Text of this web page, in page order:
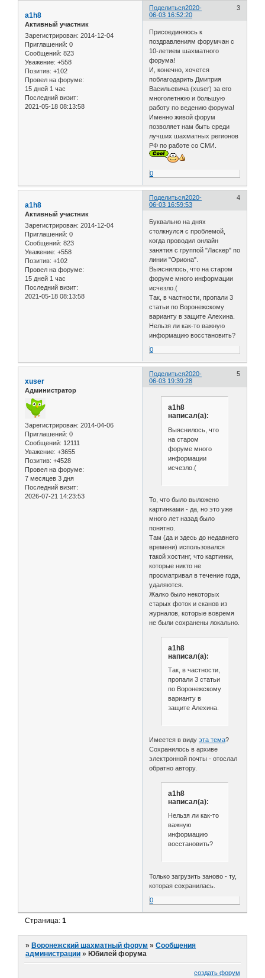
Поделиться 3
2020-
06-03 16:52:20
a1h8
Активный участник
Зарегистрирован: 2014-12-04
Приглашений: 0
Сообщений: 823
Уважение: +558
Позитив: +102
Провел на форуме:
15 дней 1 час
Последний визит:
2021-05-18 08:13:58
Присоединяюсь к
поздравлениям форумчан с
10-летием шахматного
форума!
И, конечно, хочется
поблагодарить Дмитрия
Васильевича (xuser) за его
многолетнюю и большую
работу по ведению форума!
Именно живой форум
позволяет нам быть среди
лучших шахматных регионов
РФ по работе со СМИ.
0
Поделиться 4
2020-
06-03 16:59:53
a1h8
Активный участник
Зарегистрирован: 2014-12-04
Приглашений: 0
Сообщений: 823
Уважение: +558
Позитив: +102
Провел на форуме:
15 дней 1 час
Последний визит:
2021-05-18 08:13:58
Буквально на днях
столкнулся с проблемой,
когда проводил онлайн
занятия с группой "Ласкер" по
линии "Ориона".
Выяснилось, что на старом
форуме много информации
исчезло.(
Так, в частности, пропали 3
статьи по Воронежскому
варианту в защите Алехина.
Нельзя ли как-то важную
информацию восстановить?
0
Поделиться 5
2020-
06-03 19:39:28
xuser
Администратор
Зарегистрирован: 2014-04-06
Приглашений: 0
Сообщений: 12111
Уважение: +3655
Позитив: +4528
Провел на форуме:
7 месяцев 3 дня
Последний визит:
2026-07-21 14:23:53
a1h8
написал(а):
Выяснилось, что
на старом
форуме много
информации
исчезло.(
То, что было выложено
картинками - да, но это уже
много лет назад было
понятно.
Там (да и здесь до недавнего
времени) использовался
такой хостинг, что картинки,
которые никто не
просматривал в течение года,
удаляются.
Жалко было некоторых
старых фоток и сканов из
журналов, которые вовремя
не были сохранены локально.
a1h8
написал(а):
Так, в частности,
пропали 3 статьи
по Воронежскому
варианту в
защите Алехина.
Имеется в видуэта тема?
Сохранилось в архиве
электронной почты - отослал
обратно автору.
a1h8
написал(а):
Нельзя ли как-то
важную
информацию
восстановить?
Только загрузить заново - ту,
которая сохранилась.
0
Страница:1
» Воронежский шахматный форум »Сообщения
администрации » Юбилей форума
создать форум